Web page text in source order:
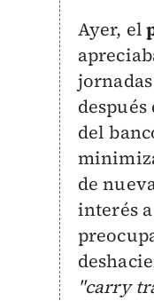
Ayer, el
del
de
interés
"carry